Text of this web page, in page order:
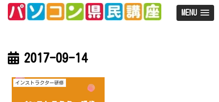
MENU
2017-09-14
インストラクター研修